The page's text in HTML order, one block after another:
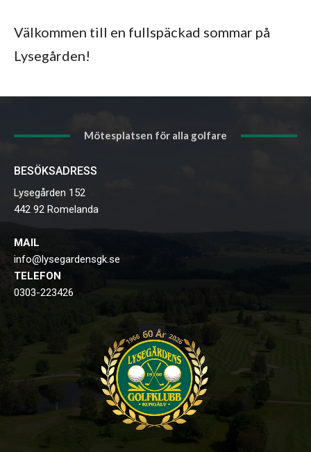
Välkommen till en fullspäckad sommar på
Lysegården!
Mötesplatsen för alla golfare
BESÖKSADRESS
Lysegården 152
442 92 Romelanda
MAIL
info@lysegardensgk.se
TELEFON
0303-223426